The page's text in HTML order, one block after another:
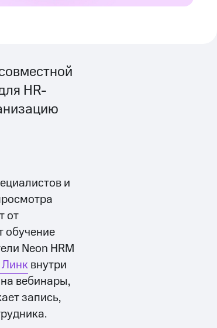
HR-
и
от
обучение
Neon HRM
внутри
вебинары,
запись,